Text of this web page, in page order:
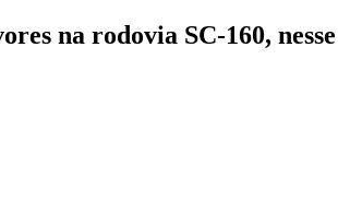
na rodovia SC-160,